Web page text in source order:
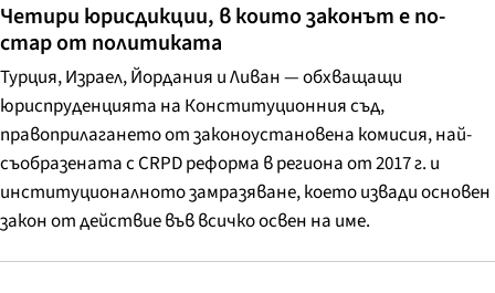
Четири юрисдикции, в които законът е по-
стар от политиката
Турция, Израел, Йордания и Ливан — обхващащи
юриспруденцията на Конституционния съд,
правоприлагането от законоустановена комисия, най-
съобразената с CRPD реформа в региона от 2017 г. и
институционалното замразяване, което извади основен
закон от действие във всичко освен на име.